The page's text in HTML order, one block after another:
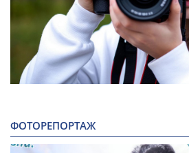
ФОТОРЕПОРТАЖ